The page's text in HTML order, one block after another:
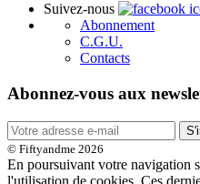
Suivez-nous
Abonnement
C.G.U.
Contacts
Abonnez-vous aux
© Fiftyandme 2026
En poursuivant votre navigation
l'utilisation de cookies. Ces